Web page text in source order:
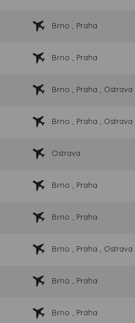
Brno , Praha
Brno , Praha
Brno , Praha , Ostrava
Brno , Praha , Ostrava
Ostrava
Brno , Praha
Brno , Praha
Brno , Praha , Ostrava
Brno , Praha
Brno , Praha